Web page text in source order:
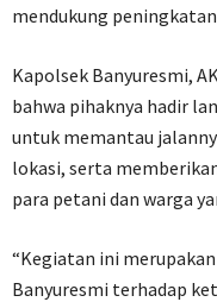
mendukung
Kapolsek Banyuresmi,
bahwa pihaknya hadir
untuk memantau
lokasi, serta
para petani dan warga
“Kegiatan ini
Banyuresmi terhadap